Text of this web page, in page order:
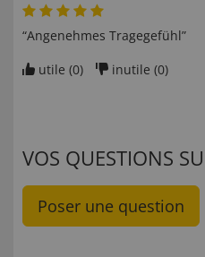
“Angenehmes Tragegefühl”
utile (0) inutile (0)
VOS QUESTIONS
Poser une question